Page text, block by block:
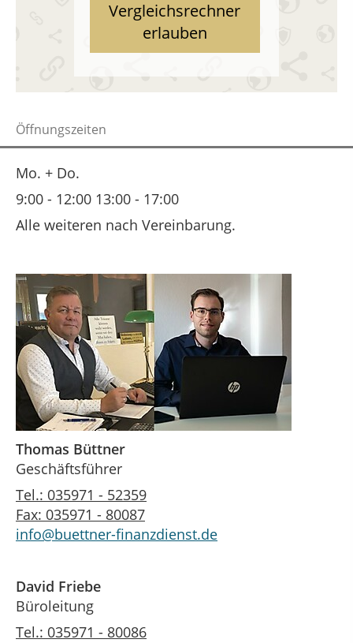
Vergleichsrechner
erlauben
Öffnungszeiten
Mo. + Do.
9:00 - 12:00 13:00 - 17:00
Alle weiteren nach Vereinbarung.
Thomas Büttner
Geschäftsführer
Tel.: 035971 - 52359
Fax: 035971 - 80087
info@buettner-finanzdienst.de
David Friebe
Büroleitung
Tel.: 035971 - 80086